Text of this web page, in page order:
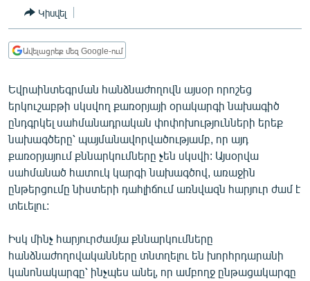
ՀԱՍԱՐԱԿՈՒԹՅՈՒՆ
ՏՆՏԵՍՈՒԹՅՈՒՆ
ՊԱՏԵՐԱԶՄԻ 6 ՇԱԲԱԹՆԵՐԸ
ՏԱՐԱԾԱՇՐՋԱՆ
ՄԻՋԱԶԳԱՅԻՆ
ՄՇԱԿՈՒՅԹ
ՍՊՈՐՏ
ՏՏ ԵՒ ԻՆՏԵՐՆԵՏ
ԿՈՐՈՆԱՎԻՐՈՒՍ
Կիսվել
Ավելացրեք մեզ Google-ում
Եվրաինտեգրման հանձնաժողովն այսօր որոշեց
երկուշաբթի սկսվող քառօրյայի օրակարգի նախագիծ
ընդգրկել սահմանադրական փոփոխությունների երեք
նախագծերը՝ պայմանավորվածությամբ, որ այդ
քառօրյայում քննարկումները չեն սկսվի: Այսօրվա
սահմանած հատուկ կարգի նախագծով, առաջին
ընթերցումը նիստերի դահլիճում առնվազն հարյուր ժամ է
տեւելու:
Իսկ մինչ հարյուրժամյա քննարկումները
հանձնաժողովականները տնտղելու են խորհրդարանի
կանոնակարգը՝ ինչպես անել, որ ամբողջ ընթացակարգը